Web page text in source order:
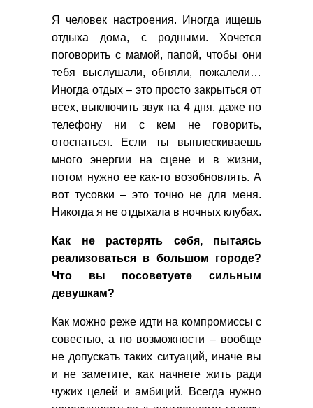
Я человек настроения. Иногда ищешь
отдыха дома, с родными. Хочется
поговорить с мамой, папой, чтобы они
тебя выслушали, обняли, пожалели…
Иногда отдых – это просто закрыться от
всех, выключить звук на 4 дня, даже по
телефону ни с кем не говорить,
отоспаться. Если ты выплескиваешь
много энергии на сцене и в жизни,
потом нужно ее как-то возобновлять. А
вот тусовки – это точно не для меня.
Никогда я не отдыхала в ночных клубах.
Как не растерять себя, пытаясь
реализоваться в большом городе?
Что вы посоветуете сильным
девушкам?
Как можно реже идти на компромиссы с
совестью, а по возможности – вообще
не допускать таких ситуаций, иначе вы
и не заметите, как начнете жить ради
чужих целей и амбиций. Всегда нужно